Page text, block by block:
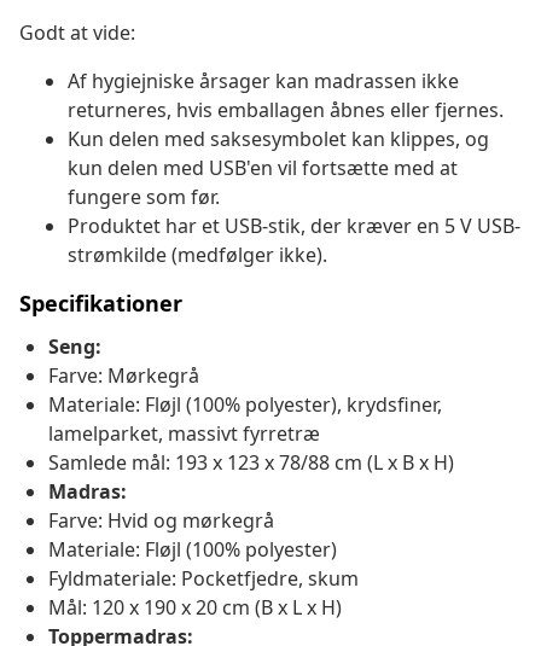
Godt at vide:
Af hygiejniske årsager kan madrassen ikke
returneres, hvis emballagen åbnes eller fjernes.
Kun delen med saksesymbolet kan klippes, og
kun delen med USB'en vil fortsætte med at
fungere som før.
Produktet har et USB-stik, der kræver en 5 V USB-
strømkilde (medfølger ikke).
Specifikationer
Seng:
Farve: Mørkegrå
Materiale: Fløjl (100% polyester), krydsfiner,
lamelparket, massivt fyrretræ
Samlede mål: 193 x 123 x 78/88 cm (L x B x H)
Madras:
Farve: Hvid og mørkegrå
Materiale: Fløjl (100% polyester)
Fyldmateriale: Pocketfjedre, skum
Mål: 120 x 190 x 20 cm (B x L x H)
Toppermadras: